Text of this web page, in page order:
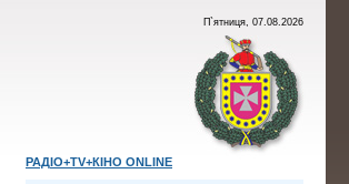
П`ятниця, 07.08.2026
РАДІО+TV+КІНО ONLINE